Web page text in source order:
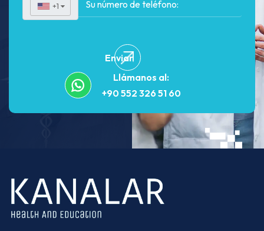
+1 ▼
Enviar
Llámanos al:
+90 552 326 51 60